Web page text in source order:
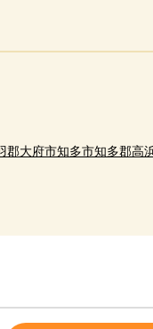
郡大府市知多市知多郡高